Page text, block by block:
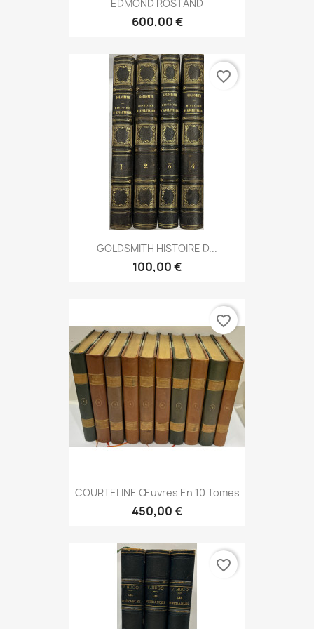
EDMOND ROSTAND
600,00 €
GOLDSMITH HISTOIRE D...
100,00 €
favorite_border
COURTELINE Œuvres En 10 Tomes
450,00 €
favorite_border
favorite_border